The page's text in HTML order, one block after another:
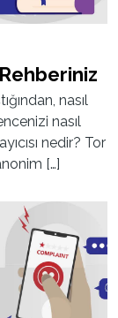
nasıl
nasıl
nedir? Tor
[…]